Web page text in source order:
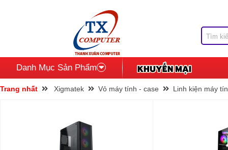
Danh Mục Sản Phẩm
Trang nhất Xigmatek Vỏ máy tính - case Linh kiện máy